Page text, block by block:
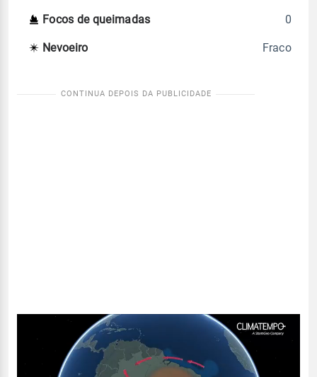
Focos de queimadas 0
Nevoeiro Fraco